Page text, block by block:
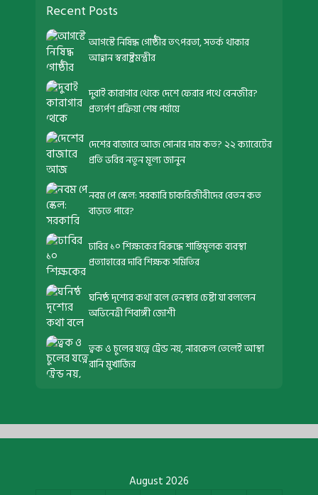
Recent Posts
আগস্টে নিষিদ্ধ গোষ্ঠীর তৎপরতা, সতর্ক থাকার
আহ্বান স্বরাষ্ট্রমন্ত্রীর
দুবাই কারাগার থেকে দেশে ফেরার পথে বেনজীর?
প্রত্যর্পণ প্রক্রিয়া শেষ পর্যায়ে
দেশের বাজারে আজ সোনার দাম কত? ২২ ক্যারেটের
প্রতি ভরির নতুন মূল্য জানুন
নবম পে স্কেল: সরকারি চাকরিজীবীদের বেতন কত
বাড়তে পারে?
ঢাবির ১০ শিক্ষকের বিরুদ্ধে শাস্তিমূলক ব্যবস্থা
প্রত্যাহারের দাবি শিক্ষক সমিতির
ঘনিষ্ঠ দৃশ্যের কথা বলে হেনস্থার চেষ্টা যা বললেন
অভিনেত্রী শিবাঙ্গী জোশী
ত্বক ও চুলের যত্নে ট্রেন্ড নয়, নারকেল তেলেই আস্থা
রানি মুখার্জির
August 2026